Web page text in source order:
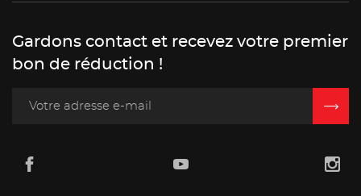
Gardons contact et recevez votre premier
bon de réduction !